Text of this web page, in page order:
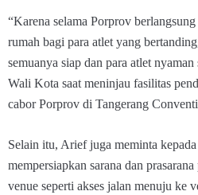
“Karena selama Porprov
rumah bagi para atlet yang
semuanya siap dan para atlet
Wali Kota saat meninjau fasilitas
cabor Porprov di Tangerang
Selain itu, Arief juga meminta
mempersiapkan sarana dan
venue seperti akses jalan menuju ke